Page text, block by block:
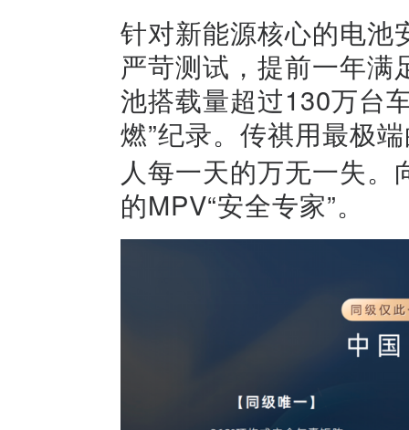
针对新能源核心的电池
严苛测试，提前一年
池搭载量超过130万台
燃”纪录。传祺用最极
人每一天的万无一失
的MPV“安全专家”。